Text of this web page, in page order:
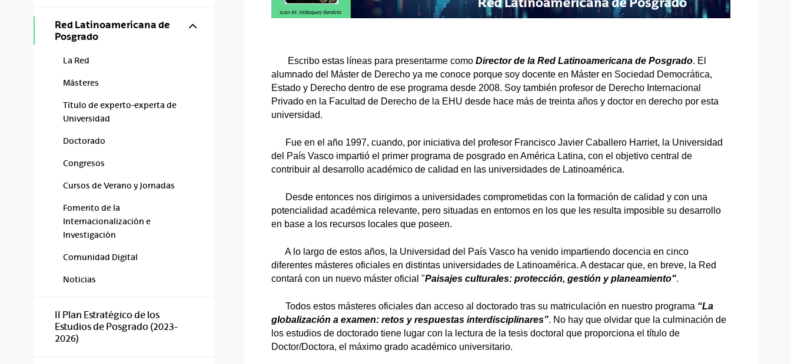
Red Latinoamericana de
Posgrado
Mostrar/ocultar subpáginas
La Red
Másteres
Título de experto-experta de
Universidad
Doctorado
Congresos
Cursos de Verano y Jornadas
Fomento de la
Internacionalización e
Investigación
Comunidad Digital
Noticias
II Plan Estratégico de los
Estudios de Posgrado (2023-
2026)
Escribo estas líneas para presentarme como Director de la Red Latinoamericana de Posgrado. El
alumnado del Máster de Derecho ya me conoce porque soy docente en Máster en Sociedad Democrática,
Estado y Derecho dentro de ese programa desde 2008. Soy también profesor de Derecho Internacional
Privado en la Facultad de Derecho de la EHU desde hace más de treinta años y doctor en derecho por esta
universidad.
Fue en el año 1997, cuando, por iniciativa del profesor Francisco Javier Caballero Harriet, la Universidad
del País Vasco impartió el primer programa de posgrado en América Latina, con el objetivo central de
contribuir al desarrollo académico de calidad en las universidades de Latinoamérica.
Desde entonces nos dirigimos a universidades comprometidas con la formación de calidad y con una
potencialidad académica relevante, pero situadas en entornos en los que les resulta imposible su desarrollo
en base a los recursos locales que poseen.
A lo largo de estos años, la Universidad del País Vasco ha venido impartiendo docencia en cinco
diferentes másteres oficiales en distintas universidades de Latinoamérica. A destacar que, en breve, la Red
contará con un nuevo máster oficial "Paisajes culturales: protección, gestión y planeamiento".
Todos estos másteres oficiales dan acceso al doctorado tras su matriculación en nuestro programa “La
globalización a examen: retos y respuestas interdisciplinares”. No hay que olvidar que la culminación de
los estudios de doctorado tiene lugar con la lectura de la tesis doctoral que proporciona el título de
Doctor/Doctora, el máximo grado académico universitario.